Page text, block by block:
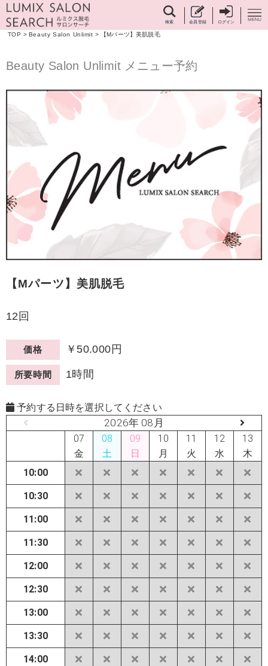
検索 会員登録 ログイン
TOP > Beauty Salon Unlimit > 【Mパーツ】美肌脱毛
Beauty Salon Unlimit メニュー予約
【Mパーツ】美肌脱毛
12回
価格 ￥50.000円
所要時間 1時間
予約する日時を選択してください
2026年 08月
07
金
08
土
09
日
10
月
11
火
12
水
13
木
10:00
10:30
11:00
11:30
12:00
12:30
13:00
13:30
14:00